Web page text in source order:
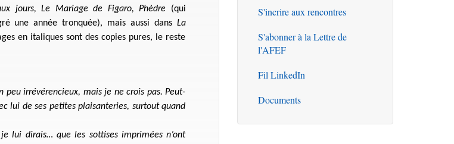
jours, Le Mariage de Figaro, Phèdre (qui
une année tronquée),
mais aussi dansLa
en italiques sont des copies pures, le reste
peu irrévérencieux, mais je ne crois pas. Peut-
lui de ses petites plaisanteries, surtout quand
je lui dirais… que les sottises imprimées n’ont
S'incrire aux rencontres
S'abonner à la Lettre de
l'AFEF
Fil LinkedIn
Documents